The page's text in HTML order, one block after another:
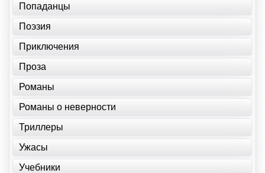
Попаданцы
Поэзия
Приключения
Проза
Романы
Романы о неверности
Триллеры
Ужасы
Учебники